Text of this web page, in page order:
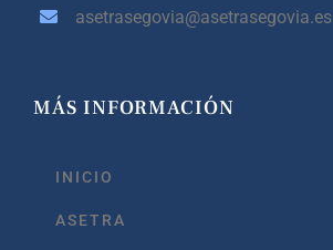
asetrasegovia@asetrasegovia.es
MÁS INFORMACIÓN
INICIO
ASETRA